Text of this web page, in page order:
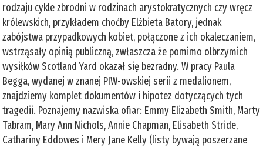
rodzaju cykle zbrodni w rodzinach arystokratycznych czy wręcz
królewskich, przykładem choćby Elżbieta Batory, jednak
zabójstwa przypadkowych kobiet, połączone z ich okaleczaniem,
wstrząsały opinią publiczną, zwłaszcza że pomimo olbrzymich
wysiłków Scotland Yard okazał się bezradny. W pracy Paula
Begga, wydanej w znanej PIW-owskiej serii z medalionem,
znajdziemy komplet dokumentów i hipotez dotyczących tych
tragedii. Poznajemy nazwiska ofiar: Emmy Elizabeth Smith, Marty
Tabram, Mary Ann Nichols, Annie Chapman, Elisabeth Stride,
Cathariny Eddowes i Mery Jane Kelly (listy bywają poszerzane